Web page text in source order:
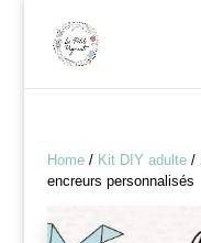
Home/ Kit DIY adulte/
encreurs personnalisés